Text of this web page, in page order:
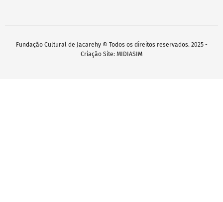
Fundação Cultural de Jacarehy © Todos os direitos reservados. 2025 -
Criação Site: MIDIASIM